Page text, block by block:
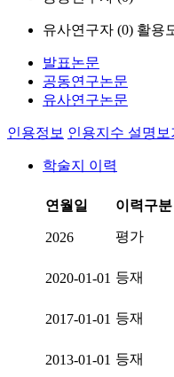
유사연구자 (0) 활용
발표논문
공동연구논문
유사연구논문
인용정보 인용지수 설명보
학술지 이력
연월일
이력구분
2026 평가
2020-01-01 등재
2017-01-01 등재
2013-01-01 등재